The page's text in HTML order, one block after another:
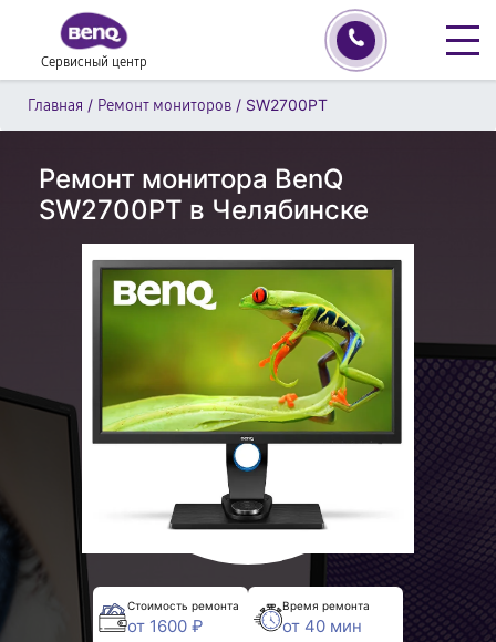
Сервисный центр
Главная / Ремонт мониторов / SW2700PT
Ремонт монитора BenQ
SW2700PT в Челябинске
Стоимость ремонта
от 1600 ₽
Время ремонта
от 40 мин